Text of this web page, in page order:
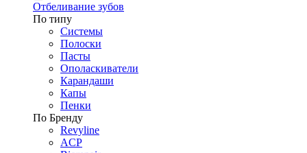
Отбеливание зубов
По типу
Системы
Полоски
Пасты
Ополаскиватели
Карандаши
Капы
Пенки
По Бренду
Revyline
ACP